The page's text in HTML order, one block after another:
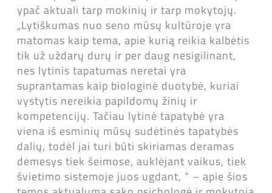
ypač aktuali tarp mokinių ir tarp mokytojų.
„Lytiškumas nuo seno mūsų kultūroje yra
matomas kaip tema, apie kurią reikia kalbėtis
tik už uždarų durų ir per daug nesigilinant,
nes lytinis tapatumas neretai yra
suprantamas kaip biologinė duotybė, kuriai
vystytis nereikia papildomų žinių ir
kompetencijų. Tačiau lytinė tapatybė yra
viena iš esminių mūsų sudėtinės tapatybės
dalių, todėl jai turi būti skiriamas deramas
dėmesys tiek šeimose, auklėjant vaikus, tiek
švietimo sistemoje juos ugdant, “ – apie šios